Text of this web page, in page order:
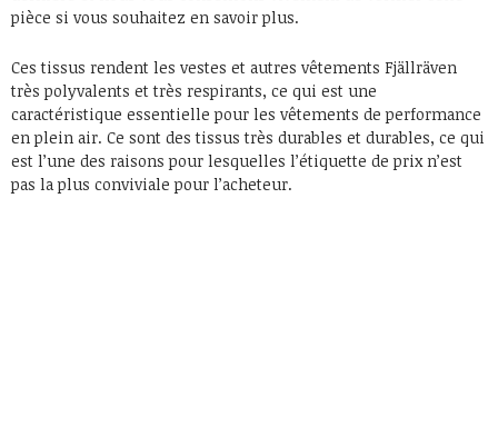
pièce si vous souhaitez en savoir plus.
Ces tissus rendent les vestes et autres vêtements Fjällräven
très polyvalents et très respirants, ce qui est une
caractéristique essentielle pour les vêtements de performance
en plein air. Ce sont des tissus très durables et durables, ce qui
est l’une des raisons pour lesquelles l’étiquette de prix n’est
pas la plus conviviale pour l’acheteur.